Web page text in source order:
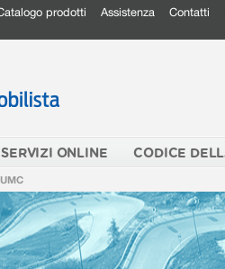
prodotti Assistenza Contatti
SERVIZI ONLINE CODICE